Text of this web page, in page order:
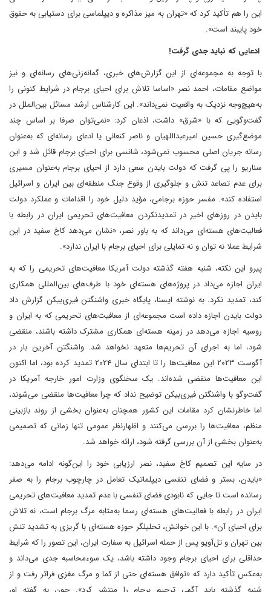
این را هم تأکید کرد که «تهران به میز مذاکره و دیپلماسی برای دستیابی به حقوق
خود پایبند است».
ادعایی که نباید جدی گرفت!
با توجه به مجموعه‌ای از این گزارش‌های خبری، گمانه‌زنی‌های رسانه‌ای و نیز
مواضع مقامات، احمد نصر‌ «اساسا تلاش برای احیای برجام در شرایط کنونی را
به‌هیچ‌وجه نزدیک به واقعیت نمی‌داند». این کارشناس ارشد مسائل بین‌الملل در
گفت‌وگویی که با «شرق» داشت، اذعان کرد: «نمی‌توان صرفا بر اساس چند
موضع‌گیری حسین امیرعبداللهیان و ناصر کنعانی‌ یا ادعای رسانه‌ای که به‌عنوان
رسانه جریان اصلی محسوب نمی‌شود، شانسی برای احیای برجام قائل شد و این
سناریو را پی گرفت که دولت بایدن سعی دارد از احیای برجام به‌عنوان مسیری
برای عدم تصاعد تنش و جلوگیری از وقوع جنگ منطقه‌ای بین ایران و اسرائیل
استفاده کند». مفسر حوزه برجامی، مؤید دلیل خود را اقدامات و عملکرد دولت
بایدن در روزهای اخیر در تمدید‌نکردن معافیت‌های تحریمی ایران در رابطه با
فعالیت‌های هسته‌ای می‌داند که به باور نصر، «نشان می‌دهد کاخ سفید در این
شرایط عملا نه توان و نه تمایلی برای احیای برجام با ایران ندارد».
پیرو این نکته، شنبه هفته گذشته دولت آمریکا معافیت‌های تحریمی را که به
ایران اجازه می‌داد در پروژه‌های هسته‌ای خود با طرف‌های بین‌المللی همکاری
کند، تمدید نکرد. به نوشته ایسنا، پایگاه خبری واشنگتن فیری‌بیکن گزارش داد
دولت بایدن اجازه داده است‌ مجموعه‌ای از معافیت‌های تحریمی که به ایران و
روسیه اجازه می‌دهد در زمینه هسته‌ای همکاری مشترک داشته باشند، منقضی
شود، اما به اجرای آن تحریم‌ها متعهد نخواهد شد. واشنگتن آخرین بار در
آگوست ۲۰۲۳ این معافیت‌ها را تا ابتدای سال ۲۰۲۴ تمدید کرده بود، اما اکنون
این معافیت‌ها منقضی شده‌اند. یک سخنگوی وزارت امور خارجه آمریکا در
گفت‌وگو با واشنگتن فیری‌بیکن توضیح نداد که چرا معافیت‌ها منقضی می‌شوند،
اما خاطرنشان کرد مقامات این کشور همچنان به‌عنوان بخشی از روند بازبینی
منظم، معافیت‌ها را بررسی می‌کنند و اظهارنظر عمومی تنها زمانی که تصمیمی
به‌عنوان بخشی از آن بررسی گرفته شود، ارائه خواهد شد.
در سایه این تصمیم کاخ سفید، نصر ارزیابی خود را این‌گونه ادامه می‌دهد:‌
«بایدن، بستر و فضای تنفسی دیپلماتیک تعامل در چارچوب برجام را به صفر
رسانده است تا جایی که نابودی فضای تنفسی با عدم تمدید معافیت‌های تحریمی
ایران در رابطه با فعالیت‌های هسته‌ای رسما به‌مثابه مرگ برجام است، نه تلاش
برای احیای آن». با این خوانش، تحلیلگر حوزه هسته‌ای با گریزی به تشدید تنش
بین تهران و تل‌آویو پس از حمله اسرائیل به سفارت ایران،‌ این تصور را ‌که شرایط
حداقلی برای احیای برجام وجود داشته باشد، یک سوء‌محاسبه جدی می‌داند و
به‌عکس تأکید دارد‌ که «توافق هسته‌ای حتی از کما و مرگ مغزی فراتر رفت و از